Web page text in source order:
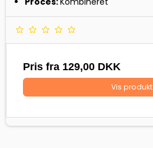
Pris fra 129,00 DKK
Vis produkt